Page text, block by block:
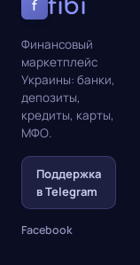
f fibi
Финансовый
маркетплейс
Украины: банки,
депозиты,
кредиты, карты,
МФО.
Поддержка
в Telegram
Facebook